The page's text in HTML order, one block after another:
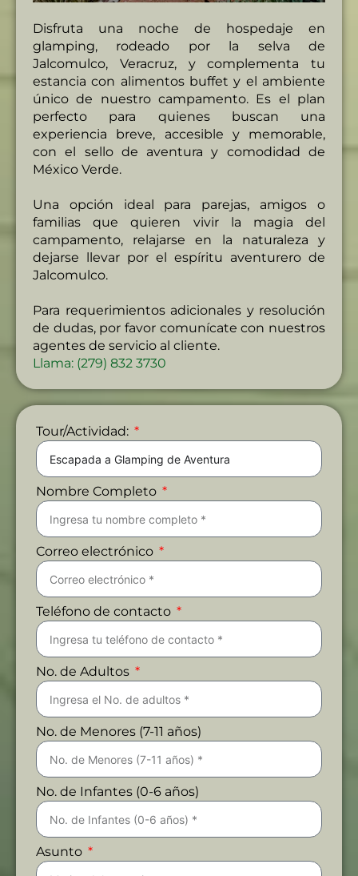
Disfruta una noche de hospedaje en
glamping, rodeado por la selva de
Jalcomulco, Veracruz, y complementa tu
estancia con alimentos buffet y el ambiente
único de nuestro campamento. Es el plan
perfecto para quienes buscan una
experiencia breve, accesible y memorable,
con el sello de aventura y comodidad de
México Verde.
Una opción ideal para parejas, amigos o
familias que quieren vivir la magia del
campamento, relajarse en la naturaleza y
dejarse llevar por el espíritu aventurero de
Jalcomulco.
Para requerimientos adicionales y resolución
de dudas, por favor comunícate con nuestros
agentes de servicio al cliente.
Llama: (279) 832 3730
Tour/Actividad:
Nombre Completo
Correo electrónico
Teléfono de contacto
No. de Adultos
No. de Menores (7-11 años)
No. de Infantes (0-6 años)
Asunto